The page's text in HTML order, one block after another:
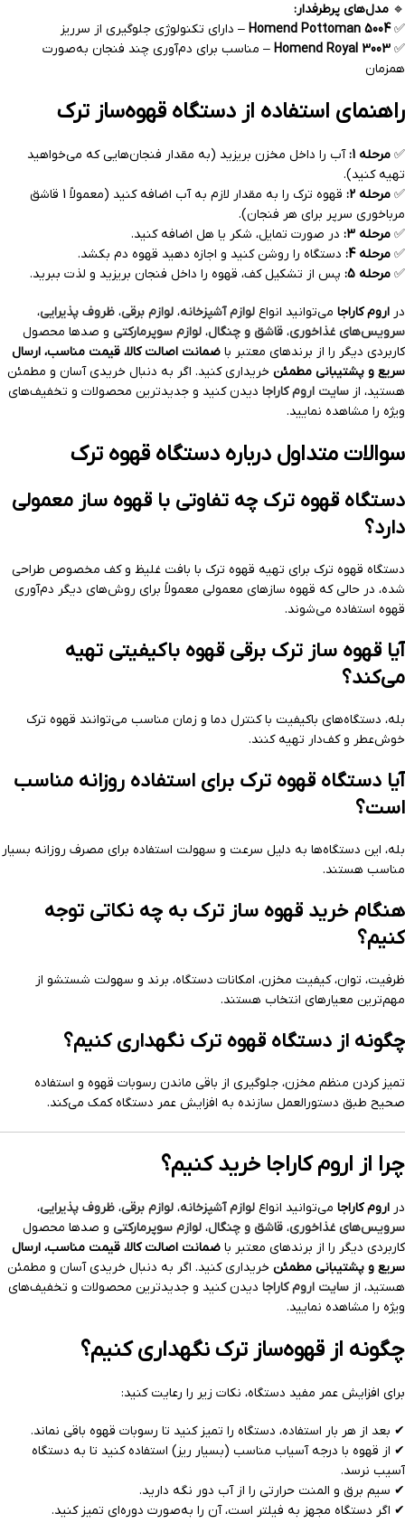
🔹 مدل‌های پرطرفدار:
✅
Homend Pottoman 5004 – دارای تکنولوژی جلوگیری از سرریز
✅
Homend Royal 3003 – مناسب برای دم‌آوری چند فنجان به‌صورت
همزمان
راهنمای استفاده از دستگاه قهوه‌ساز ترک
✅ مرحله 1:
آب را داخل مخزن بریزید (به مقدار فنجان‌هایی که می‌خواهید
تهیه کنید).
✅ مرحله 2:
قهوه ترک را به مقدار لازم به آب اضافه کنید (معمولاً 1 قاشق
مرباخوری سرپر برای هر فنجان).
✅ مرحله 3:
در صورت تمایل، شکر یا هل اضافه کنید.
✅ مرحله 4:
دستگاه را روشن کنید و اجازه دهید قهوه دم بکشد.
✅ مرحله 5: پس از تشکیل کف، قهوه را داخل فنجان بریزید و لذت ببرید.
در اروم کاراجا می‌توانید انواع لوازم آشپزخانه، لوازم برقی، ظروف پذیرایی،
سرویس‌های غذاخوری، قاشق و چنگال، لوازم سوپرمارکتی و صدها محصول
کاربردی دیگر را از برندهای معتبر با ضمانت اصالت کالا، قیمت مناسب، ارسال
سریع و پشتیبانی مطمئن خریداری کنید. اگر به دنبال خریدی آسان و مطمئن
هستید، از سایت اروم کاراجا دیدن کنید و جدیدترین محصولات و تخفیف‌های
ویژه را مشاهده نمایید.
سوالات متداول درباره دستگاه قهوه ترک
دستگاه قهوه ترک چه تفاوتی با قهوه ساز معمولی
دارد؟
دستگاه قهوه ترک برای تهیه قهوه ترک با بافت غلیظ و کف مخصوص طراحی
شده، در حالی که قهوه سازهای معمولی معمولاً برای روش‌های دیگر دم‌آوری
قهوه استفاده می‌شوند.
آیا قهوه ساز ترک برقی قهوه باکیفیتی تهیه
می‌کند؟
بله، دستگاه‌های باکیفیت با کنترل دما و زمان مناسب می‌توانند قهوه ترک
خوش‌عطر و کف‌دار تهیه کنند.
آیا دستگاه قهوه ترک برای استفاده روزانه مناسب
است؟
بله، این دستگاه‌ها به دلیل سرعت و سهولت استفاده برای مصرف روزانه بسیار
مناسب هستند.
هنگام خرید قهوه ساز ترک به چه نکاتی توجه
کنیم؟
ظرفیت، توان، کیفیت مخزن، امکانات دستگاه، برند و سهولت شستشو از
مهم‌ترین معیارهای انتخاب هستند.
چگونه از دستگاه قهوه ترک نگهداری کنیم؟
تمیز کردن منظم مخزن، جلوگیری از باقی ماندن رسوبات قهوه و استفاده
صحیح طبق دستورالعمل سازنده به افزایش عمر دستگاه کمک می‌کند.
چرا از اروم کاراجا خرید کنیم؟
در اروم کاراجا می‌توانید انواع لوازم آشپزخانه، لوازم برقی، ظروف پذیرایی،
سرویس‌های غذاخوری، قاشق و چنگال، لوازم سوپرمارکتی و صدها محصول
کاربردی دیگر را از برندهای معتبر با ضمانت اصالت کالا، قیمت مناسب، ارسال
سریع و پشتیبانی مطمئن خریداری کنید. اگر به دنبال خریدی آسان و مطمئن
هستید، از سایت اروم کاراجا دیدن کنید و جدیدترین محصولات و تخفیف‌های
ویژه را مشاهده نمایید.
چگونه از قهوه‌ساز ترک نگهداری کنیم؟
برای افزایش عمر مفید دستگاه، نکات زیر را رعایت کنید:
✔ بعد از هر بار استفاده، دستگاه را تمیز کنید تا رسوبات قهوه باقی نماند.
✔ از قهوه با درجه آسیاب مناسب (بسیار ریز) استفاده کنید تا به دستگاه
آسیب نرسد.
✔ سیم برق و المنت حرارتی را از آب دور نگه دارید.
✔ اگر دستگاه مجهز به فیلتر است، آن را به‌صورت دوره‌ای تمیز کنید.